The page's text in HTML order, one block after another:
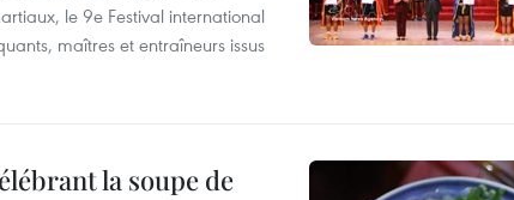
le 9e Festival international
maîtres et entraîneurs issus
la soupe de